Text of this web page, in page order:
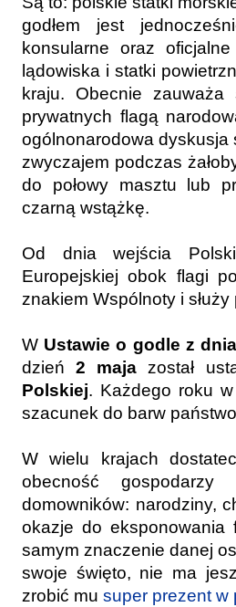
godłem jest
konsularne oraz
lądowiska i statki
kraju. Obecnie
prywatnych flagą
ogólnonarodowa dyskusja
zwyczajem podczas
do połowy masztu lub
czarną wstążkę.
Od dnia wejścia
Europejskiej obok flagi
znakiem Wspólnoty i
W Ustawie o godle z
dzień2 maja został
Polskiej. Każdego roku
szacunek do barw
W wielu krajach
obecność
domowników: narodziny,
okazje do eksponowania
samym znaczenie danej
swoje święto, nie ma
zrobić mu super prezent w